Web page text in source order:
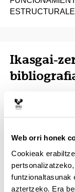
Web orri honek
Cookieak
funtzionaltasunak
aztertzeko. Era
Ikasgai-
CTE: Acciones
BASES DE
Bases de
servicio